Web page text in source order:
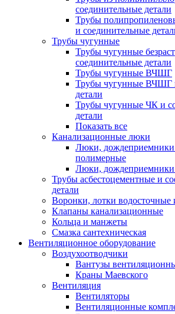
соединительные детали
Трубы
и соединительные
Трубы чугунные
Трубы чугунные
соединительные детали
Трубы чугунные ВЧШГ
Трубы чугунные ВЧШГ
детали
Трубы чугунные ЧК и
детали
Показать все
Канализационные люки
Люки,
полимерные
Люки,
Трубы асбестоцементные и
детали
Воронки, лотки
Клапаны канализационные
Кольца и манжеты
Смазка сантехническая
Вентиляционное оборудование
Воздухоотводчики
Вантузы
Краны Маевского
Вентиляция
Вентиляторы
Вентиляционные